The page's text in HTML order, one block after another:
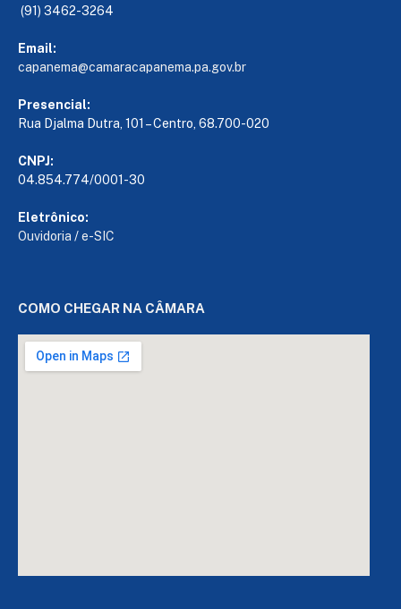
(91) 3462-3264
Email:
capanema@camaracapanema.pa.gov.br
Presencial:
Rua Djalma Dutra, 101 – Centro, 68.700-020
CNPJ:
04.854.774/0001-30
Eletrônico:
Ouvidoria /e-SIC
COMO CHEGAR NA CÂMARA